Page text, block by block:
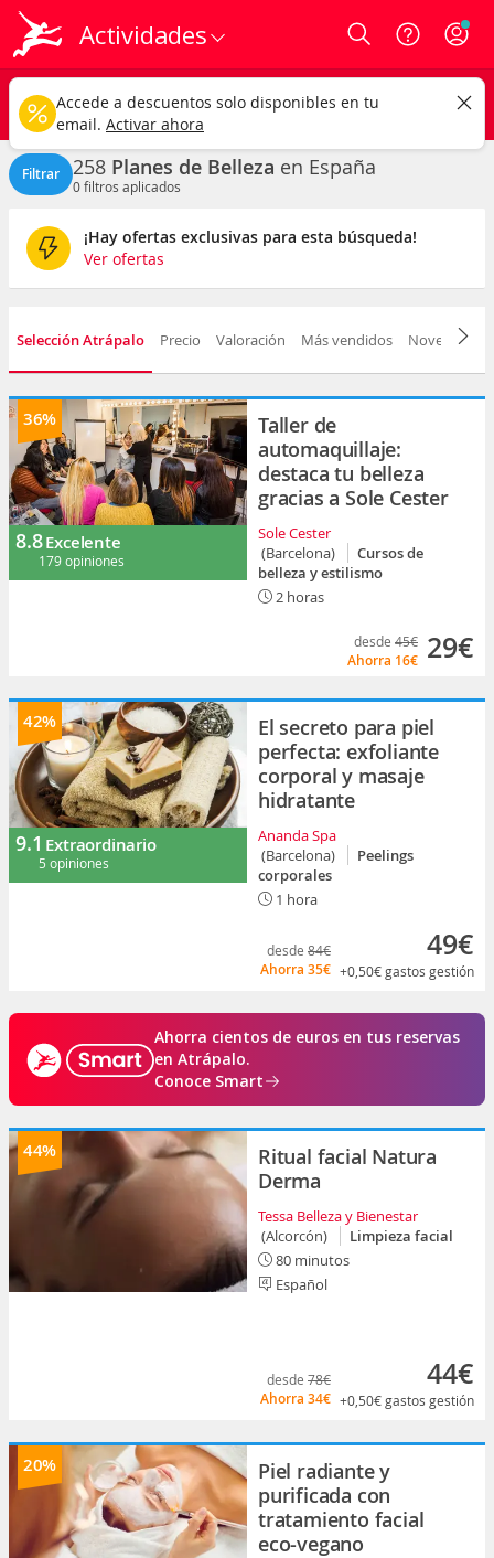
Actividades Login
España
Belleza Cualquier fecha
CAMBIAR
Filtrar 258 Planes de Belleza en España
0filtros aplicados
¡Hay ofertas exclusivas para esta búsqueda!
Ver ofertas
Selección Atrápalo Precio Valoración Más vendidos Novedad
36%
8.8Excelente
179 opiniones
Taller de
automaquillaje:
destaca tu belleza
gracias a Sole Cester
Sole Cester
(Barcelona)
Cursos de
belleza y estilismo
2 horas
desde 45€
Ahorra 16€ 29€
42%
9.1 Extraordinario
5 opiniones
El secreto para piel
perfecta: exfoliante
corporal y masaje
hidratante
Ananda Spa
(Barcelona)
Peelings
corporales
1 hora
desde 84€
Ahorra 35€
49€
+0,50€gastos gestión
Ahorra cientos de euros en tus reservas
en Atrápalo.
Conoce Smart
44%
Ritual facial Natura
Derma
Tessa Belleza y Bienestar
(Alcorcón)
Limpieza facial
80 minutos
Español
desde 78€
Ahorra 34€
44€
+0,50€gastos gestión
20%
Piel radiante y
purificada con
tratamiento facial
eco-vegano
Accede a descuentos solo disponibles en tu
email. Activar ahora